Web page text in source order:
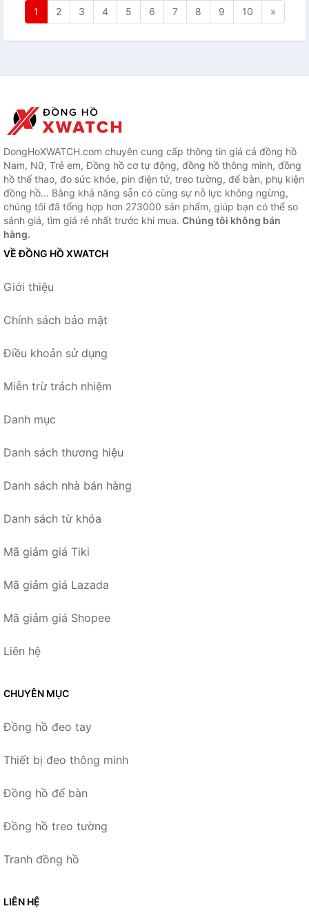
1 2 3 4 5 6 7 8 9 10 »
DongHoXWATCH.com chuyên cung cấp thông tin giá cả đồng hồ
Nam, Nữ, Trẻ em, Đồng hồ cơ tự động, đồng hồ thông minh, đồng
hồ thể thao, đo sức khỏe, pin điện tử, treo tường, để bàn, phụ kiện
đồng hồ... Bằng khả năng sẵn có cùng sự nỗ lực không ngừng,
chúng tôi đã tổng hợp hơn 273000 sản phẩm, giúp bạn có thể so
sánh giá, tìm giá rẻ nhất trước khi mua. Chúng tôi không bán
hàng.
VỀ ĐỒNG HỒ XWATCH
Giới thiệu
Chính sách bảo mật
Điều khoản sử dụng
Miễn trừ trách nhiệm
Danh mục
Danh sách thương hiệu
Danh sách nhà bán hàng
Danh sách từ khóa
Mã giảm giá Tiki
Mã giảm giá Lazada
Mã giảm giá Shopee
Liên hệ
CHUYÊN MỤC
Đồng hồ đeo tay
Thiết bị đeo thông minh
Đồng hồ để bàn
Đồng hồ treo tường
Tranh đồng hồ
LIÊN HỆ